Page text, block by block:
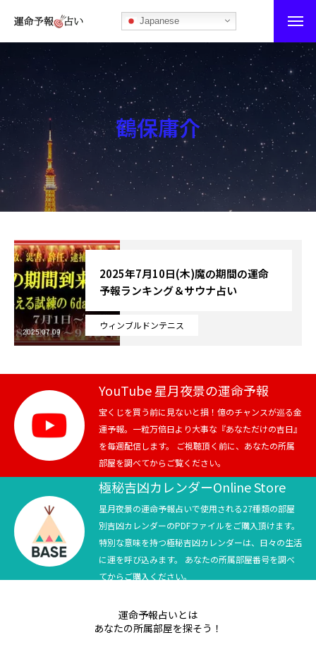
Japanese
運命予報占い
運命予報占いとは
あなたの所属部屋を探そう！
最恐の相性占い
秘伝公開！吉凶カレンダー
記事カテゴリー
ブログ
お知らせ
芸能界
テニス
スポーツ
競馬
テニス四大大会・五輪
テニス四大大会・五輪
鶴保庸介
ウィンブルドンテニス
2025年7月10日(木)魔の期間の運命
予報ランキング＆サウナ占い
2025.07.09
YouTube 星月夜景の運命予報
宝くじを買う前に見ないと損！億のチャンスが巡る金
運予報。一粒万倍日より大事な『あなただけの吉日』
を毎週配信します。 ご視聴頂く前に、あなたの所属
部屋を調べてからご覧ください。
極秘吉凶カレンダーOnline Store
星月夜景の運命予報占いで使用される27種類の部屋
別吉凶カレンダーのPDFファイルをご購入頂けます。
特別な意味を持つ極秘吉凶カレンダーは、日々の生活
に運を呼び込みます。 あなたの所属部屋番号を調べ
てからご購入ください。
運命予報占いとは
あなたの所属部屋を探そう！